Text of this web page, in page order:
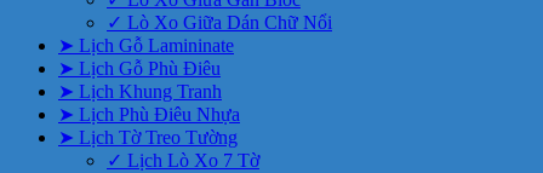
✓ Lò Xo Giữa Dán Chữ Nổi
➤ Lịch Gỗ Lamininate
➤ Lịch Gỗ Phù Điêu
➤ Lịch Khung Tranh
➤ Lịch Phù Điêu Nhựa
➤ Lịch Tờ Treo Tường
✓ Lịch Lò Xo 7 Tờ